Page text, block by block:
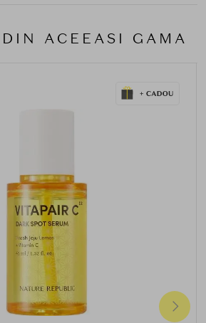
ACEEASI GAMA